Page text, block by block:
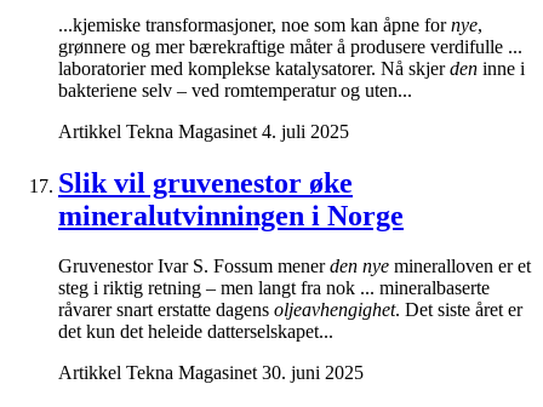
...kjemiske transformasjoner, noe som kan åpne fornye,
grønnere og mer bærekraftige måter å produsere verdifulle ...
laboratorier med komplekse katalysatorer. Nå skjerden inne i
bakteriene selv – ved romtemperatur og uten...
Artikkel Tekna Magasinet 4. juli 2025
Slik vil gruvenestor øke
mineralutvinningen i Norge
Gruvenestor Ivar S. Fossum menerden nye mineralloven er et
steg i riktig retning – men langt fra nok ... mineralbaserte
råvarer snart erstatte dagens oljeavhengighet. Det siste året er
det kun det heleide datterselskapet...
Artikkel Tekna Magasinet 30. juni 2025